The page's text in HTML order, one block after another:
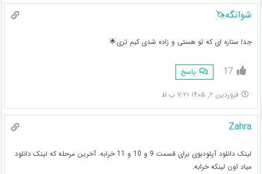
شوانگه🦄
جدا ستاره ای که تو هستی و زاده شدی کیم تری🌟
17 پاسخ
فروردین ۲, ۱۴۰۵ ۷:۲۱ ب.ظ
Zahra
لینک دانلود آپلودبوی برای قسمت 9 و 10 و 11 خرابه. آخرین مرحله که لینک دانلود
میاد اون لینکه خرابه.